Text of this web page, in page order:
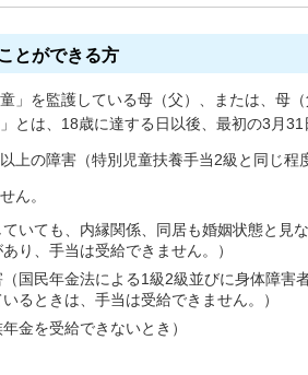
とができる方
」を監護している母（父）、または、母
とは、18歳に達する日以後、最初の3月
上の障害（特別児童扶養手当2級と同じ
ん。
いても、内縁関係、同居も婚姻状態と見
り、手当は受給できません。）
国民年金法による1級2級並びに身体障
るときは、手当は受給できません。）
金を受給できないとき）